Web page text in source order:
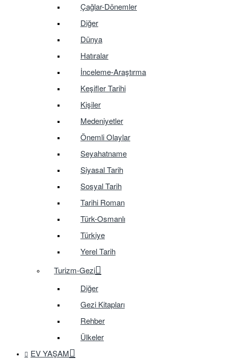
Çağlar-Dönemler
Diğer
Dünya
Hatıralar
İnceleme-Araştırma
Keşifler Tarihi
Kişiler
Medeniyetler
Önemli Olaylar
Seyahatname
Siyasal Tarih
Sosyal Tarih
Tarihi Roman
Türk-Osmanlı
Türkiye
Yerel Tarih
Turizm-Gezi
Diğer
Gezi Kitapları
Rehber
Ülkeler
EV YAŞAM